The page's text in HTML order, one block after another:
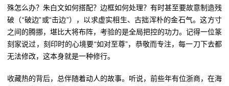
殊怎么办？朱白文如何搭配？边框如何处理？有时甚至要故意制造残
破（“破边”或“击边”），以求虚实相生、古拙浑朴的金石气。这方寸
之间的腾挪，堪比大将布阵，考验的是全局把控的功力。记得一位篆
刻家说过，刻印时的心境要“如对至尊”，恭敬而专注，每一刀下去都
无法修改，这本身就是一种修行。
收藏热的背后，总伴随着动人的故事。听说，前些年有位浙商，在海